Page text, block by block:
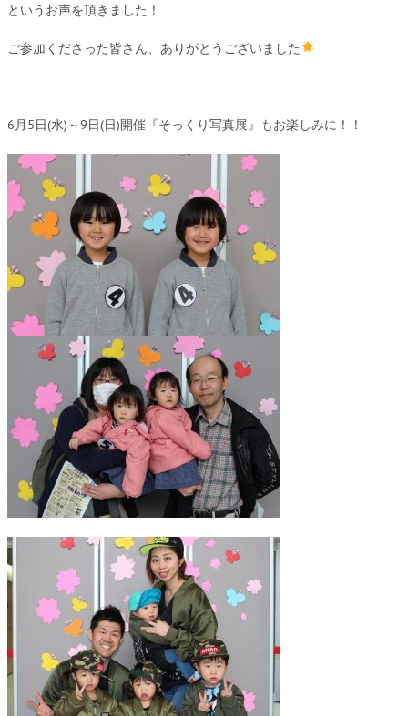
というお声を頂きました！
ご参加くださった皆さん、ありがとうございました
6月5日(水)～9日(日)開催『そっくり写真展』もお楽しみに！！